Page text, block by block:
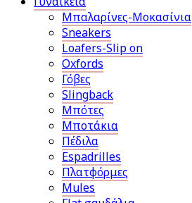
Μπαλαρίνες-Μοκασίνια
Sneakers
Loafers-Slip on
Oxfords
Γόβες
Slingback
Μπότες
Μποτάκια
Πέδιλα
Espadrilles
Πλατφόρμες
Mules